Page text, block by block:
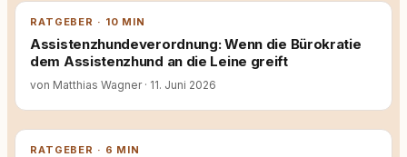
RATGEBER · 10 MIN
Assistenzhundeverordnung: Wenn die Bürokratie
dem Assistenzhund an die Leine greift
von Matthias Wagner · 11. Juni 2026
RATGEBER · 6 MIN